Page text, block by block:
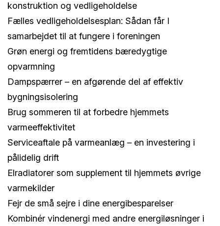
konstruktion og vedligeholdelse
Fælles vedligeholdelsesplan: Sådan får I
samarbejdet til at fungere i foreningen
Grøn energi og fremtidens bæredygtige
opvarmning
Dampspærrer – en afgørende del af effektiv
bygningsisolering
Brug sommeren til at forbedre hjemmets
varmeeffektivitet
Serviceaftale på varmeanlæg – en investering i
pålidelig drift
Elradiatorer som supplement til hjemmets øvrige
varmekilder
Fejr de små sejre i dine energibesparelser
Kombinér vindenergi med andre energiløsninger i